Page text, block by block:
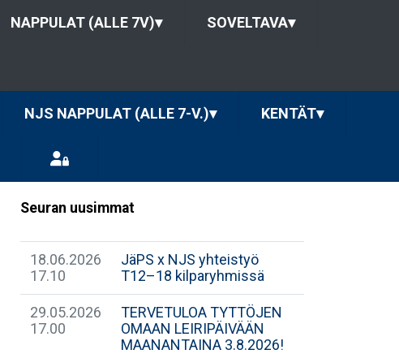
NAPPULAT (ALLE 7V)▾ SOVELTAVA▾
NJS NAPPULAT (ALLE 7-V.)▾ KENTÄT▾
Seuran uusimmat
18.06.2026
17.10
JäPS x NJS yhteistyö
T12–18 kilparyhmissä
29.05.2026
17.00
TERVETULOA TYTTÖJEN
OMAAN LEIRIPÄIVÄÄN
MAANANTAINA 3.8.2026!